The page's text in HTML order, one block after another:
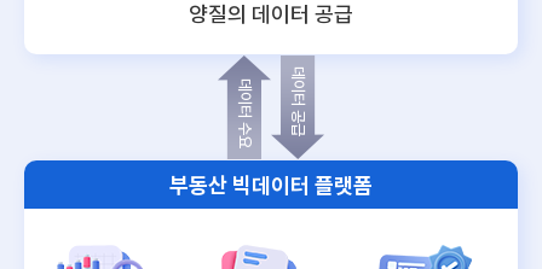
양질의 데이터 공급
데이터 공급
데이터 수요
부동산 빅데이터 플랫폼